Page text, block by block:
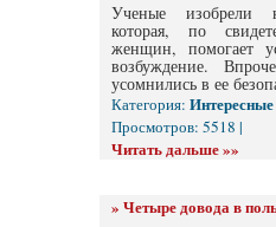
Ученые изобрели
которая, по
женщин, помогает
возбуждение.
усомнились в ее
Категория:
Просмотров: 5518 |
Читать дальше »»
» Четыре довода в